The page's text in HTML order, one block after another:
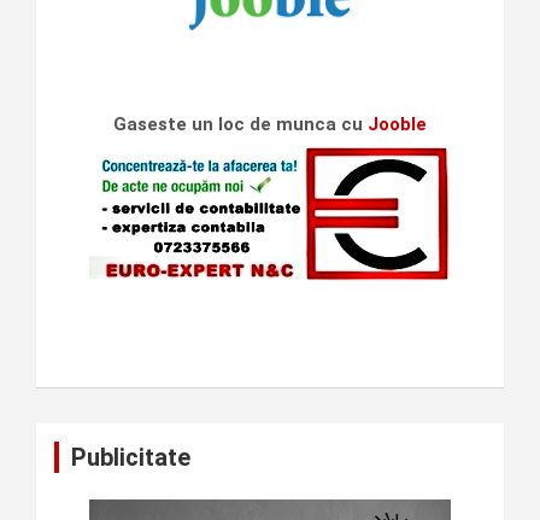
Gaseste un loc de munca cu Jooble
Publicitate